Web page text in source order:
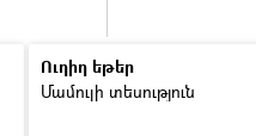
Ուղիղ եթեր
Մամուլի տեսություն